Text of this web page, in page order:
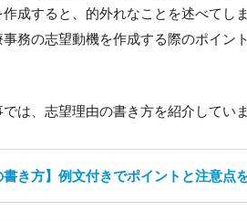
作成すると、的外れなことを述べて
務の志望動機を作成する際のポイン
は、志望理由の書き方を紹介していま
書き方】例文付きでポイントと注意点